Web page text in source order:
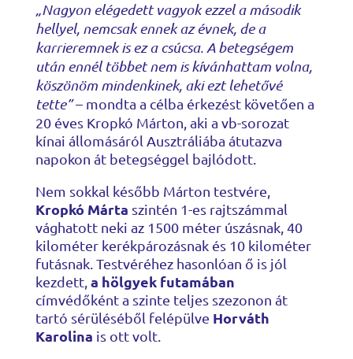
„Nagyon elégedett vagyok ezzel a második
hellyel, nemcsak ennek az évnek, de a
karrieremnek is ez a csúcsa. A betegségem
után ennél többet nem is kívánhattam volna,
köszönöm mindenkinek, aki ezt lehetővé
tette”– mondta a célba érkezést követően a
20 éves Kropkó Márton, aki a vb-sorozat
kínai állomásáról Ausztráliába átutazva
napokon át betegséggel bajlódott.
Nem sokkal később Márton testvére,
Kropkó Márta szintén 1-es rajtszámmal
vághatott neki az 1500 méter úszásnak, 40
kilométer kerékpározásnak és 10 kilométer
futásnak. Testvéréhez hasonlóan ő is jól
kezdett, a hölgyek futamában
címvédőként a szinte teljes szezonon át
tartó sérüléséből felépülve Horváth
Karolina is ott volt.